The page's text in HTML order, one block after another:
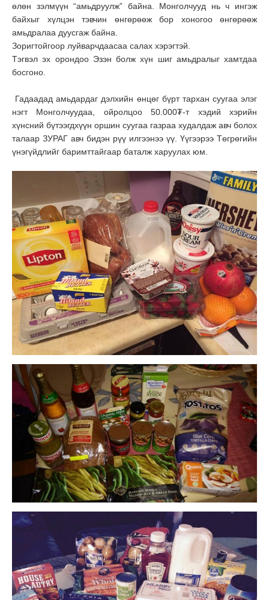
өлөн зэлмүүн “амьдруулж” байна. Монголчууд нь ч ингэж
байхыг хүлцэн тэвчин өнгөрөөж бор хоногоо өнгөрөөж
амьдралаа дуусгаж байна.
Зоригтойгоор луйварчдаасаа салах хэрэгтэй.
Тэгвэл эх орондоо Эзэн болж хүн шиг амьдралыг хамтдаа
босгоно.
Гадаадад амьдардаг дэлхийн өнцөг бүрт тархан суугаа элэг
нэгт Монголчуудаа, ойролцоо 50.000₮-т хэдий хэрийн
хүнсний бүтээгдхүүн оршин суугаа газраа худалдаж авч болох
талаар ЗУРАГ авч бидэн рүү илгээнээ үү. Үүгээрээ Төгрөгийн
үнэгүйдлийг баримттайгаар баталж харуулах юм.